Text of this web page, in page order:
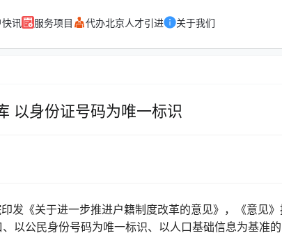
快讯 服务项目 代办北京人才引进 关于我们
以身份证号码为唯一标识
发《关于进一步推进户籍制度改革的意见》，《意见
以公民身份号码为唯一标识、以人口基础信息为基准的